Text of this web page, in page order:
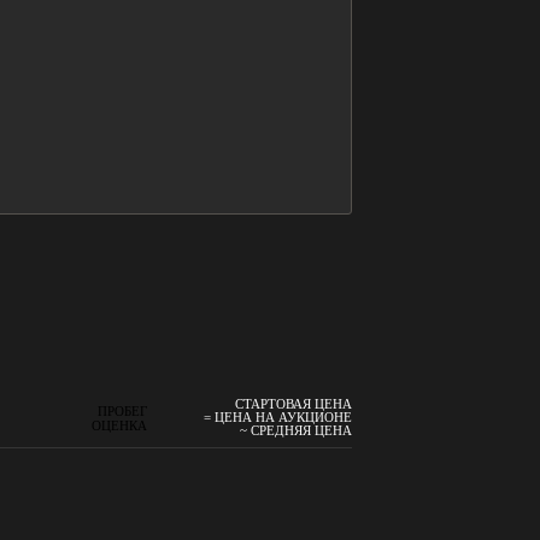
ПРОБЕГ
ОЦЕНКА
СТАРТОВАЯ ЦЕНА
= ЦЕНА НА АУКЦИОНЕ
~ СРЕДНЯЯ ЦЕНА